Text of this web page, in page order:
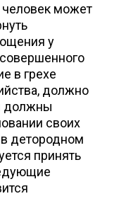
человек может
у
в грехе
должно
должны
своих
детородном
принять